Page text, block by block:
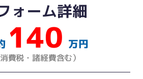
ォーム詳細
140 万円
消費税・諸経費含む）